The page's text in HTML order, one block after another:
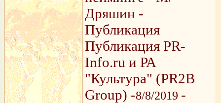
Дряшин -
Публикация
Публикация PR-
Info.ru и РА
"Культура" (PR2B
Group) -8/8/2019 -